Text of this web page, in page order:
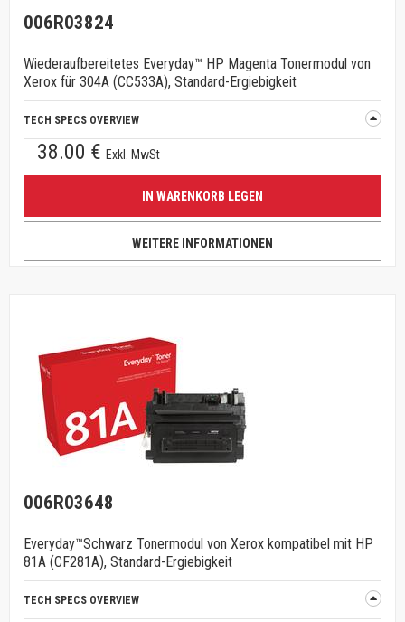
006R03824
Wiederaufbereitetes Everyday™ HP Magenta Tonermodul von
Xerox für 304A (CC533A), Standard-Ergiebigkeit
TECH SPECS OVERVIEW
38.00 € Exkl. MwSt
IN WARENKORB LEGEN
WEITERE INFORMATIONEN
006R03648
Everyday™Schwarz Tonermodul von Xerox kompatibel mit HP
81A (CF281A), Standard-Ergiebigkeit
TECH SPECS OVERVIEW